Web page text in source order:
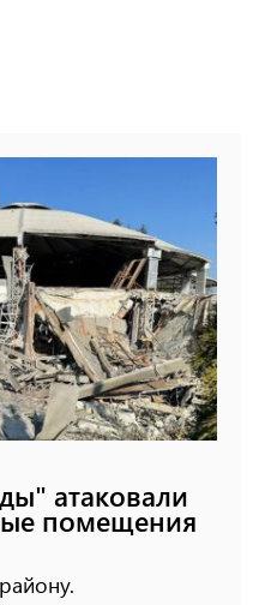
атаковали
помещения